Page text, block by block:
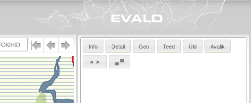
Info Detail Geo Teed Üld Avalik
◄ ► ▄ ▀